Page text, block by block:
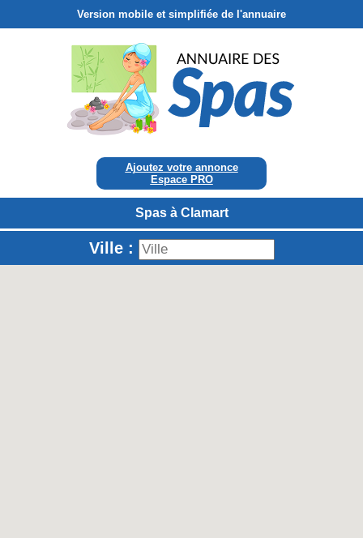
Version mobile et simplifiée de l'annuaire
Ajoutez votre annonce
Espace PRO
Spas à Clamart
Ville :